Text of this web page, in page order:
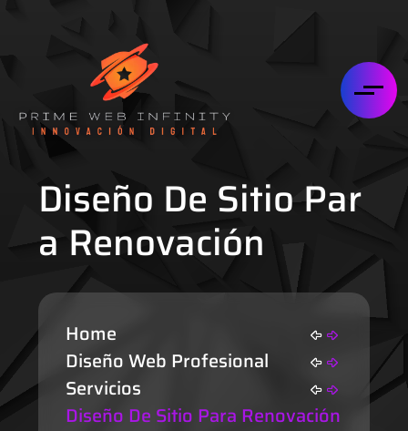
Diseño De Sitio Par
A Renovación
Home
Diseño Web Profesional
Servicios
Diseño De Sitio Para Renovación